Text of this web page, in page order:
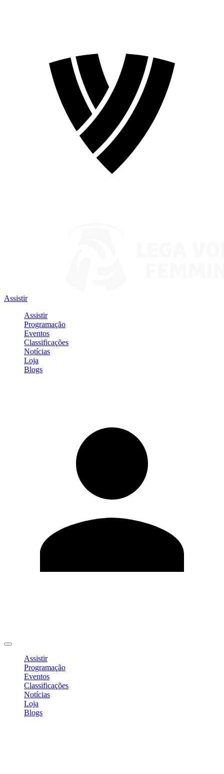
Assistir
Assistir
Programação
Eventos
Classificações
Notícias
Loja
Blogs
Assistir
Programação
Eventos
Classificações
Notícias
Loja
Blogs